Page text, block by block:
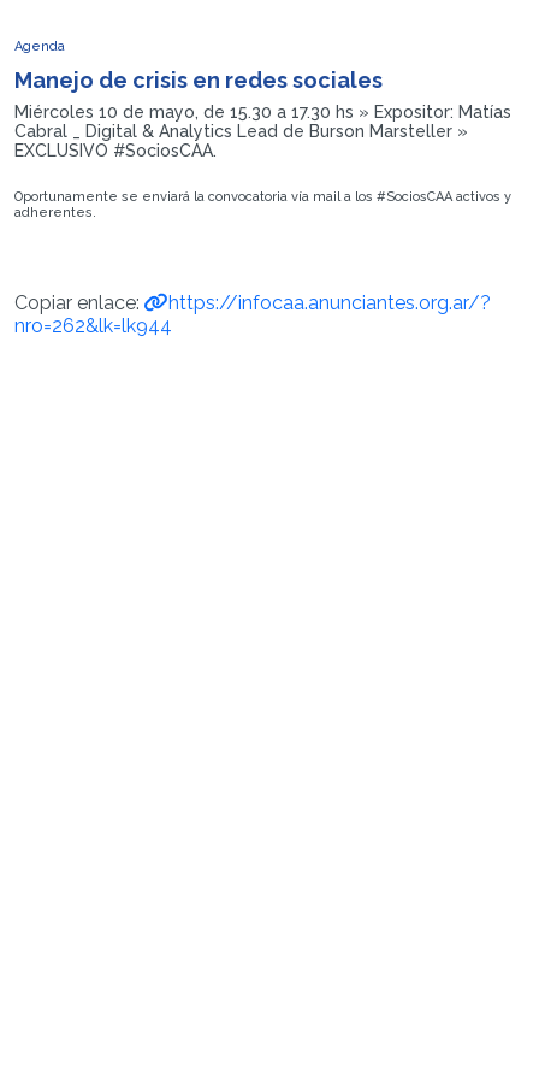
Agenda
Manejo de crisis en redes sociales
Miércoles 10 de mayo, de 15.30 a 17.30 hs » Expositor: Matías
Cabral _ Digital & Analytics Lead de Burson Marsteller »
EXCLUSIVO #SociosCAA.
Oportunamente se enviará la convocatoria vía mail a los #SociosCAA activos y
adherentes.
Copiar enlace:
https://infocaa.anunciantes.org.ar/?
nro=262&lk=lk944